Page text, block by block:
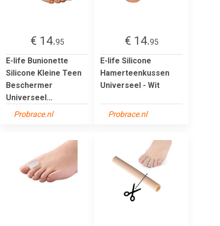
€ 14.95
E-life Bunionette
Silicone Kleine Teen
Beschermer
Universeel...
Probrace.nl
€ 14.95
E-life Silicone
Hamerteenkussen
Universeel - Wit
Probrace.nl